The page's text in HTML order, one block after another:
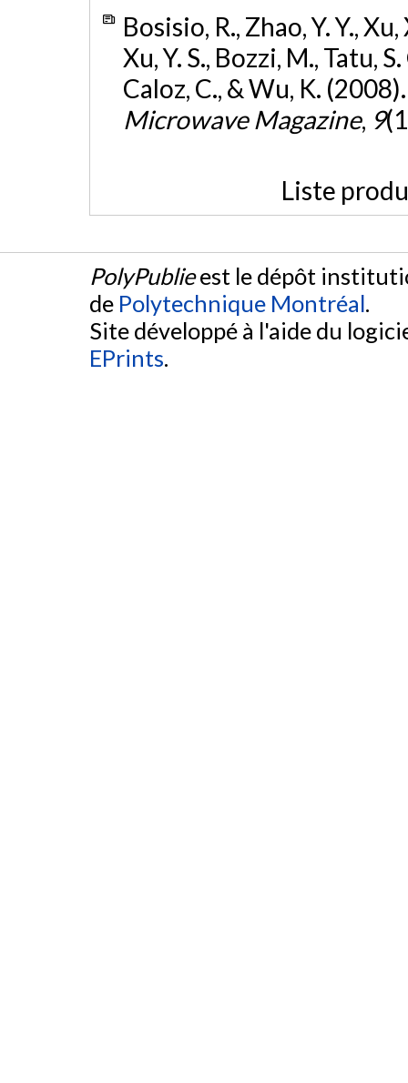
Bosisio, R., Zhao, Y. Y.,
Xu, Y. S., Bozzi, M., Tatu,
Caloz, C., & Wu, K.
Microwave Magazine, 9
Liste
PolyPublieest le dépôt
de Polytechnique Montréal.
Site développé à l'aide du
EPrints.